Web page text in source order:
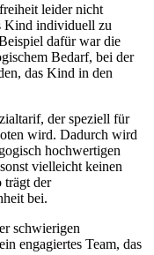
leider nicht
Kind individuell zu
dafür war die
Bedarf, bei der
das Kind in den
der speziell für
wird. Dadurch wird
hochwertigen
vielleicht keinen
trägt der
bei.
schwierigen
engagiertes Team, das